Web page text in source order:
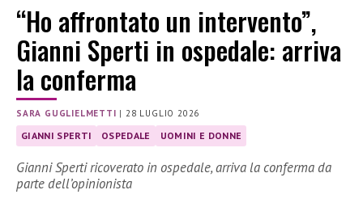
“Ho affrontato un intervento”,
Gianni Sperti in ospedale: arriva
la conferma
SARA GUGLIELMETTI | 28 LUGLIO 2026
GIANNI SPERTI OSPEDALE UOMINI E DONNE
Gianni Sperti ricoverato in ospedale, arriva la conferma da
parte dell’opinionista